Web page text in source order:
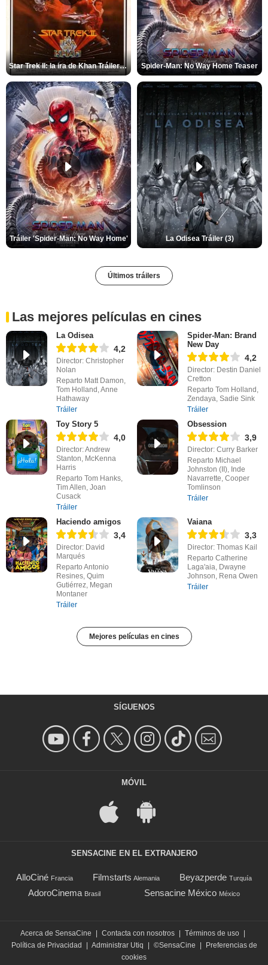
Star Trek II: la ira de Khan Tráiler VO Spider-Man: No Way Home Teaser
Tráiler 'Spider-Man: No Way Home' La Odisea Tráiler (3)
Últimos tráilers
Las mejores películas en cines
La Odisea
4,2
Director: Christopher
Nolan
Reparto Matt Damon,
Tom Holland, Anne
Hathaway
Tráiler
Spider-Man: Brand
New Day
4,2
Director: Destin Daniel
Cretton
Reparto Tom Holland,
Zendaya, Sadie Sink
Tráiler
Toy Story 5
4,0
Director: Andrew
Stanton, McKenna
Harris
Reparto Tom Hanks,
Tim Allen, Joan
Cusack
Tráiler
Obsession
3,9
Director: Curry Barker
Reparto Michael
Johnston (II), Inde
Navarrette, Cooper
Tomlinson
Tráiler
Haciendo amigos
3,4
Director: David
Marqués
Reparto Antonio
Resines, Quim
Gutiérrez, Megan
Montaner
Tráiler
Vaiana
3,3
Director: Thomas Kail
Reparto Catherine
Laga'aia, Dwayne
Johnson, Rena Owen
Tráiler
Mejores películas en cines
SÍGUENOS
MÓVIL
SENSACINE EN EL EXTRANJERO
AlloCiné Francia Filmstarts Alemania Beyazperde Turquía
AdoroCinema Brasil Sensacine México México
Acerca de SensaCine Contacta con nosotros Términos de uso
Política de Privacidad
Administrar Utiq ©SensaCine
Preferencias de
cookies